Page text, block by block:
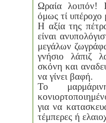
Ωραία λοιπόν!
όμως τί υπέροχο
Η αξία της
είναι
μεγάλων
γνήσιο λάπιζ
σκόνη και
να γίνει βαφή.
Το
για να
τέμπερες ή